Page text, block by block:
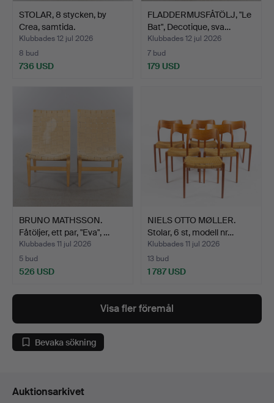
STOLAR, 8 stycken, by
Crea, samtida.
Klubbades 12 jul 2026
8 bud
736 USD
FLADDERMUSFÅTÖLJ, "Le
Bat", Decotique, sva…
Klubbades 12 jul 2026
7 bud
179 USD
BRUNO MATHSSON.
Fåtöljer, ett par, "Eva", …
Klubbades 11 jul 2026
5 bud
526 USD
NIELS OTTO MØLLER.
Stolar, 6 st, modell nr…
Klubbades 11 jul 2026
13 bud
1 787 USD
Visa fler föremål
Bevaka sökning
Auktionsarkivet